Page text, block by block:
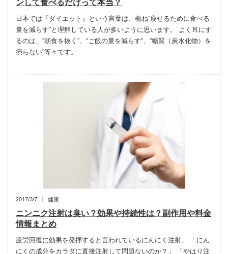
ンして食べるだけって本当？
日本では『ダイエット』という言葉は、概ね“瘦せるために食べる
量を減らす”と理解している人が多いように思います。 よく耳にす
るのは、“朝食を抜く”、“ご飯の量を減らす”、“糖質（炭水化物）を
摂らない”等々です。 …
2017/3/7 健康
ニンニク注射は臭い？効果や持続性は？副作用や料金
情報まとめ
疲労回復に効果を発揮すると言われているにんにく注射。 「にん
にくの成分をカラダに直接注射して問題ないのか？」 「やはり注